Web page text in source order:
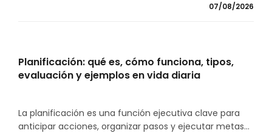
07/08/2026
Planificación: qué es, cómo funciona, tipos,
evaluación y ejemplos en vida diaria
La planificación es una función ejecutiva clave para
anticipar acciones, organizar pasos y ejecutar metas...